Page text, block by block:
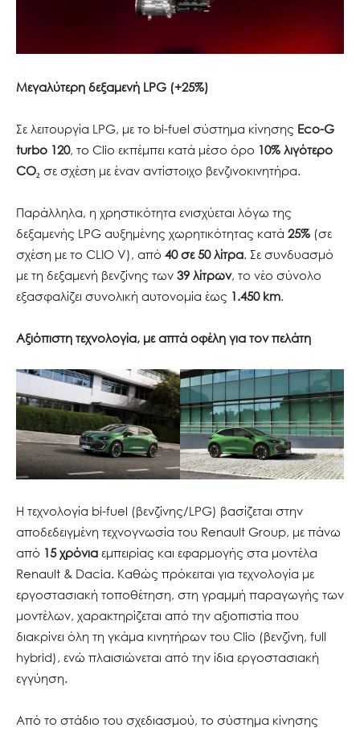
Μεγαλύτερη δεξαμενή LPG (+25%)
Σε λειτουργία LPG, με το bi-fuel σύστημα κίνησης Eco-G
turbo 120, το Clio εκπέμπει κατά μέσο όρο 10% λιγότερο
CO₂ σε σχέση με έναν αντίστοιχο βενζινοκινητήρα.
Παράλληλα, η χρηστικότητα ενισχύεται λόγω της
δεξαμενής LPG αυξημένης χωρητικότητας κατά 25% (σε
σχέση με το CLIO V), από 40 σε 50 λίτρα. Σε συνδυασμό
με τη δεξαμενή βενζίνης των 39 λίτρων, το νέο σύνολο
εξασφαλίζει συνολική αυτονομία έως 1.450 km.
Αξιόπιστη τεχνολογία, με απτά οφέλη για τον πελάτη
Η τεχνολογία bi-fuel (βενζίνης/LPG) βασίζεται στην
αποδεδειγμένη τεχνογνωσία του Renault Group, με πάνω
από 15 χρόνια εμπειρίας και εφαρμογής στα μοντέλα
Renault & Dacia. Καθώς πρόκειται για τεχνολογία με
εργοστασιακή τοποθέτηση, στη γραμμή παραγωγής των
μοντέλων, χαρακτηρίζεται από την αξιοπιστία που
διακρίνει όλη τη γκάμα κινητήρων του Clio (βενζίνη, full
hybrid), ενώ πλαισιώνεται από την ίδια εργοστασιακή
εγγύηση.
Από το στάδιο του σχεδιασμού, το σύστημα κίνησης